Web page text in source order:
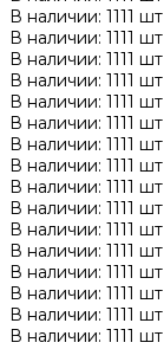
В наличии: 1111 шт
В наличии: 1111 шт
В наличии: 1111 шт
В наличии: 1111 шт
В наличии: 1111 шт
В наличии: 1111 шт
В наличии: 1111 шт
В наличии: 1111 шт
В наличии: 1111 шт
В наличии: 1111 шт
В наличии: 1111 шт
В наличии: 1111 шт
В наличии: 1111 шт
В наличии: 1111 шт
В наличии: 1111 шт
В наличии: 1111 шт